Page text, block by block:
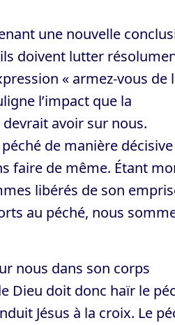
une nouvelle
doivent lutter
« armez-vous de
l’impact que la
avoir sur nous.
péché de manière
faire de même. Étant
libérés de son
au péché, nous
nous dans son corps
Dieu doit donc haïr le
Jésus à la croix. Le